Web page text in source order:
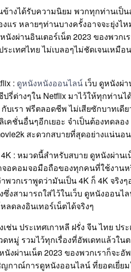
างได้รับความนิยม พวกทุกท่านเป็
ร หลายๆท่านบางครั้งอาจจะยุ่งไ
นังผ่านอินเตอร์เน็ต 2023 ของพวก
เทศไทย ไม่เบลอๆไม่ชัดเจนเหมือ
: ดูหนังหนังออนไลน์ เว็บ ดูหนังผ่
รี่ต่างๆใน Netflix มาไว้ให้ทุกท่าน
บเรา ฟรีตลอดชีพ ไม่เสียซักบาทเดี
คชั่นอื่นๆอีกเยอะ จำเป็นต้องทดลอ
สะดวกสบายที่สุดอย่างแน่นอ
: หมวดนี้สำหรับสบาย ดูหนังผ่าน
อคอมจอมือถือของทุกคนที่ใช้งาน
พวกเราพูดว่ามันเป็น 4K ก็ 4K จริ
งสามารถใส่ไว้ในเว็บ ดูหนังออนไ
ดลงอินเทอร์เน็ตได้จริงๆ
ช่น ประเทศเกาหลี ฝรั่ง จีน ไทย ป
ดหมู่ รวมไว้ทุกเรื่องที่อัพเดทแล้วใ
งผ่านเน็ต 2023 ของพวกเราก็จะ
กาณ์การดูหนังออนไลน์ ที่ยอดเยี่ย